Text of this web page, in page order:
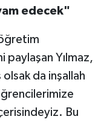
edecek"
Yılmaz,
da inşallah
Bu